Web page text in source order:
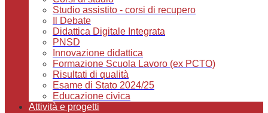
Studio assistito - corsi di recupero
Il Debate
Didattica Digitale Integrata
PNSD
Innovazione didattica
Formazione Scuola Lavoro (ex PCTO)
Risultati di qualità
Esame di Stato 2024/25
Educazione civica
Attività e progetti